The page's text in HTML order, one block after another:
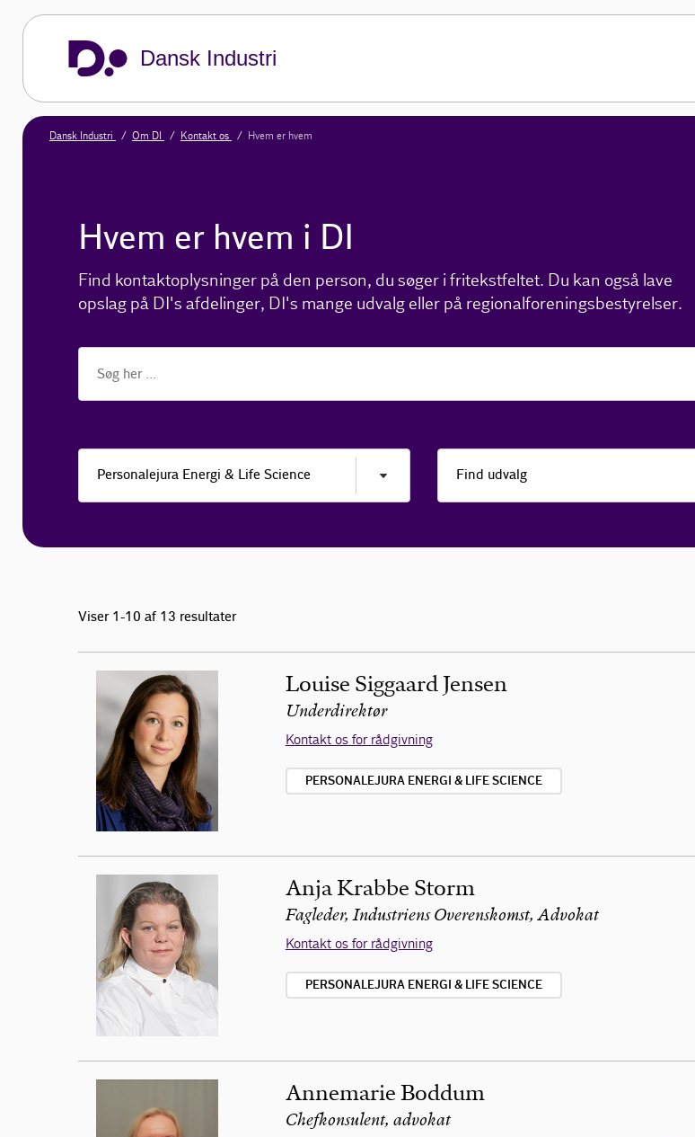
Dansk Industri
Dansk Industri Om DI Kontakt os Hvem er hvem
Hvem er hvem i DI
Find kontaktoplysninger på den person, du søger i fritekstfeltet. Du kan også lave
opslag på DI's afdelinger, DI's mange udvalg eller på regionalforeningsbestyrelser.
Viser 1-10 af 13 resultater
Louise Siggaard Jensen
Underdirektør
Kontakt os for rådgivning
PERSONALEJURA ENERGI & LIFE SCIENCE
Anja Krabbe Storm
Fagleder, Industriens Overenskomst, Advokat
Kontakt os for rådgivning
PERSONALEJURA ENERGI & LIFE SCIENCE
Annemarie Boddum
Chefkonsulent, advokat